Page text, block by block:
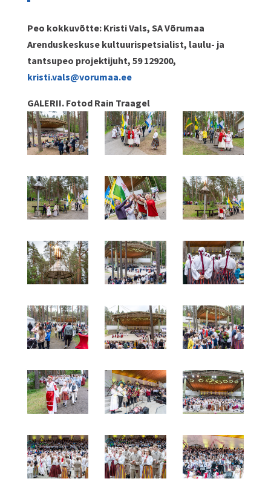
Peo kokkuvõtte: Kristi Vals, SA Võrumaa
Arenduskeskuse kultuurispetsialist, laulu- ja
tantsupeo projektijuht, 59 129200,
kristi.vals@vorumaa.ee
GALERII. Fotod Rain Traagel